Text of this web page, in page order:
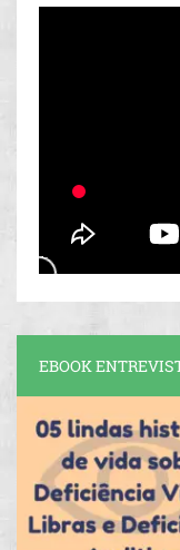
EBOOK